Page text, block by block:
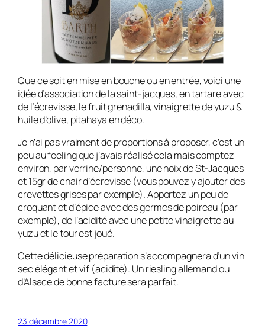
Que ce soit en mise en bouche ou en entrée, voici une
idée d’association de la saint-jacques, en tartare avec
de l’écrevisse, le fruit grenadilla, vinaigrette de yuzu &
huile d’olive, pitahaya en déco.
Je n’ai pas vraiment de proportions à proposer, c’est un
peu au feeling que j’avais réalisé cela mais comptez
environ, par verrine/personne, une noix de St-Jacques
et 15gr de chair d’écrevisse (vous pouvez y ajouter des
crevettes grises par exemple). Apportez un peu de
croquant et d’épice avec des germes de poireau (par
exemple), de l’acidité avec une petite vinaigrette au
yuzu et le tour est joué.
Cette délicieuse préparation s’accompagnera d’un vin
sec élégant et vif (acidité). Un riesling allemand ou
d’Alsace de bonne facture sera parfait.
23 décembre 2020